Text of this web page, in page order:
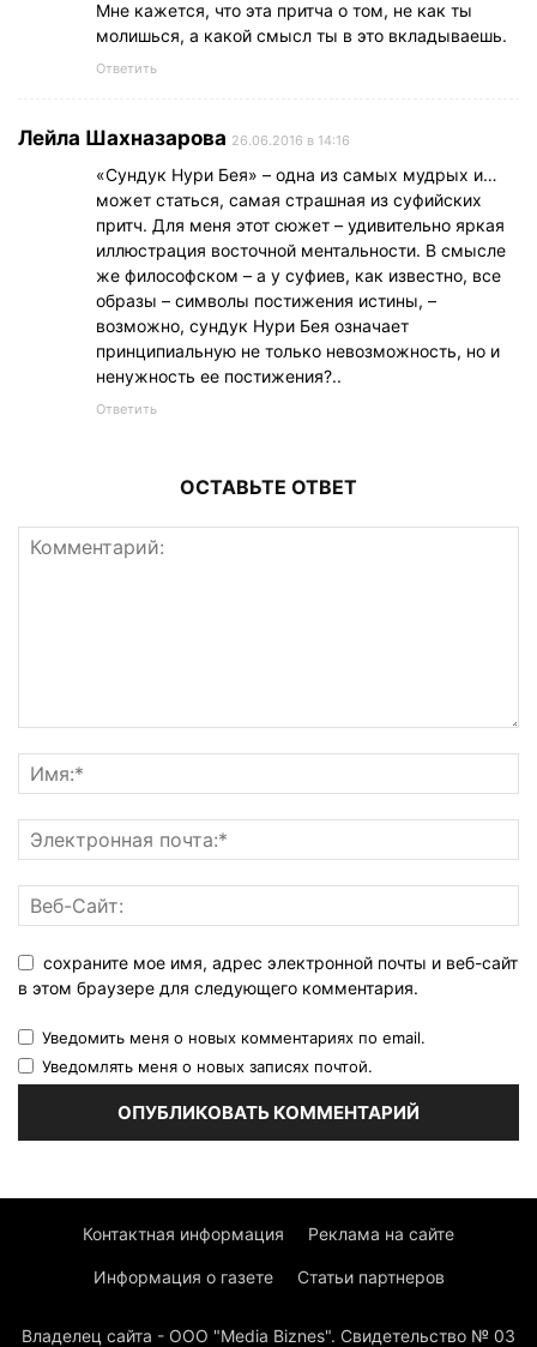
Мне кажется, что эта притча о том, не как ты
молишься, а какой смысл ты в это вкладываешь.
Ответить
Лейла Шахназарова 26.06.2016 в 14:16
«Сундук Нури Бея» – одна из самых мудрых и…
может статься, самая страшная из суфийских
притч. Для меня этот сюжет – удивительно яркая
иллюстрация восточной ментальности. В смысле
же философском – а у суфиев, как известно, все
образы – символы постижения истины, –
возможно, сундук Нури Бея означает
принципиальную не только невозможность, но и
ненужность ее постижения?..
Ответить
ОСТАВЬТЕ ОТВЕТ
сохраните мое имя, адрес электронной почты и веб-сайт
в этом браузере для следующего комментария.
Уведомить меня о новых комментариях по email.
Уведомлять меня о новых записях почтой.
Контактная информация Реклама на сайте
Информация о газете Статьи партнеров
Владелец сайта - ООО "Media Biznes". Свидетельство № 03